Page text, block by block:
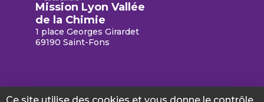
Mission Lyon Vallée
de la Chimie
1 place Georges Girardet
69190 Saint-Fons